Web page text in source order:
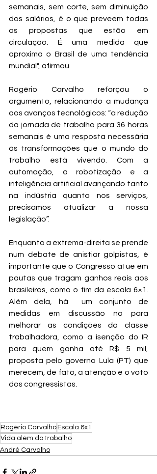
semanais, sem corte, sem diminuição
dos salários, é o que preveem todas
as propostas que estão em
circulação. É uma medida que
aproxima o Brasil de uma tendência
mundial", afirmou.
Rogério Carvalho reforçou o
argumento, relacionando a mudança
aos avanços tecnológicos: “a redução
da jornada de trabalho para 36 horas
semanais é uma resposta necessária
às transformações que o mundo do
trabalho está vivendo. Com a
automação, a robotização e a
inteligência artificial avançando tanto
na indústria quanto nos serviços,
precisamos atualizar a nossa
legislação”.
Enquanto a extrema-direita se prende
num debate de anistiar golpistas, é
importante que o Congresso atue em
pautas que tragam ganhos reais aos
brasileiros, como o fim da escala 6×1.
Além dela, há  um conjunto de
medidas em discussão no para
melhorar as condições da classe
trabalhadora, como a isenção do IR
para quem ganha até R$ 5 mil,
proposta pelo governo Lula (PT) que
merecem, de fato, a atenção e o voto
dos congressistas.
Rogério Carvalho Escala 6x1
Vida além do trabalho
André Carvalho